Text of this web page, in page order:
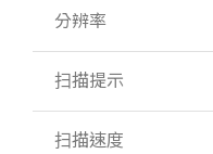
分辨率
扫描提示
扫描速度